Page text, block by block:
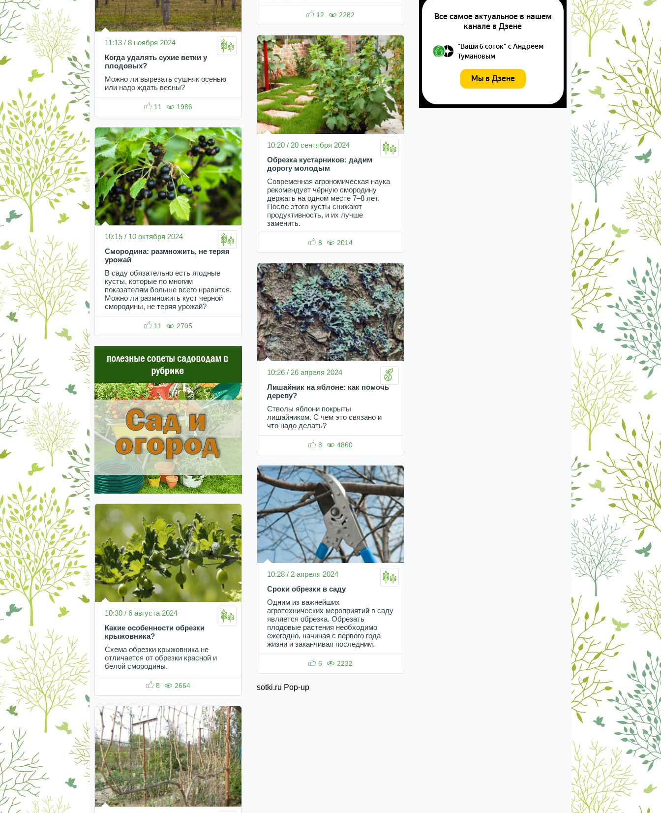
11:13 / 8 ноября 2024
Когда удалять сухие ветки у
плодовых?
Можно ли вырезать сушняк осенью
или надо ждать весны?
11 1986
10:15 / 10 октября 2024
Смородина: размножить, не теряя
урожай
В саду обязательно есть ягодные
кусты, которые по многим
показателям больше всего нравится.
Можно ли размножить куст черной
смородины, не теряя урожай?
11 2705
10:30 / 6 августа 2024
Какие особенности обрезки
крыжовника?
Схема обрезки крыжовника не
отличается от обрезки красной и
белой смородины.
8 2664
12 2282
10:20 / 20 сентября 2024
Обрезка кустарников: дадим
дорогу молодым
Современная агрономическая наука
рекомендует чёрную смородину
держать на одном месте 7–8 лет.
После этого кусты снижают
продуктивность, и их лучше
заменить.
8 2014
10:26 / 26 апреля 2024
Лишайник на яблоне: как помочь
дереву?
Стволы яблони покрыты
лишайником. С чем это связано и
что надо делать?
8 4860
10:28 / 2 апреля 2024
Сроки обрезки в саду
Одним из важнейших
агротехнических мероприятий в саду
является обрезка. Обрезать
плодовые растения необходимо
ежегодно, начиная с первого года
жизни и заканчивая последним.
6 2232
sotki.ru Pop-up